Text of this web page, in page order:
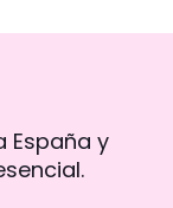
España y